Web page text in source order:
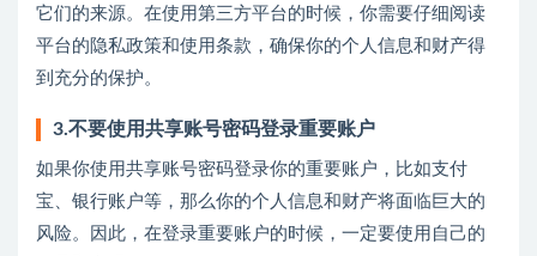
它们的来源。在使用第三方平台的时候，你需要仔细阅读
平台的隐私政策和使用条款，确保你的个人信息和财产得
到充分的保护。
3.不要使用共享账号密码登录重要账户
如果你使用共享账号密码登录你的重要账户，比如支付
宝、银行账户等，那么你的个人信息和财产将面临巨大的
风险。因此，在登录重要账户的时候，一定要使用自己的